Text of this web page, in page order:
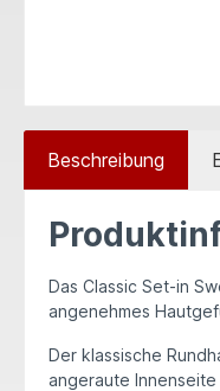
Beschreibung
Das Classic Set-in
angenehmes
Der klassische
angeraute